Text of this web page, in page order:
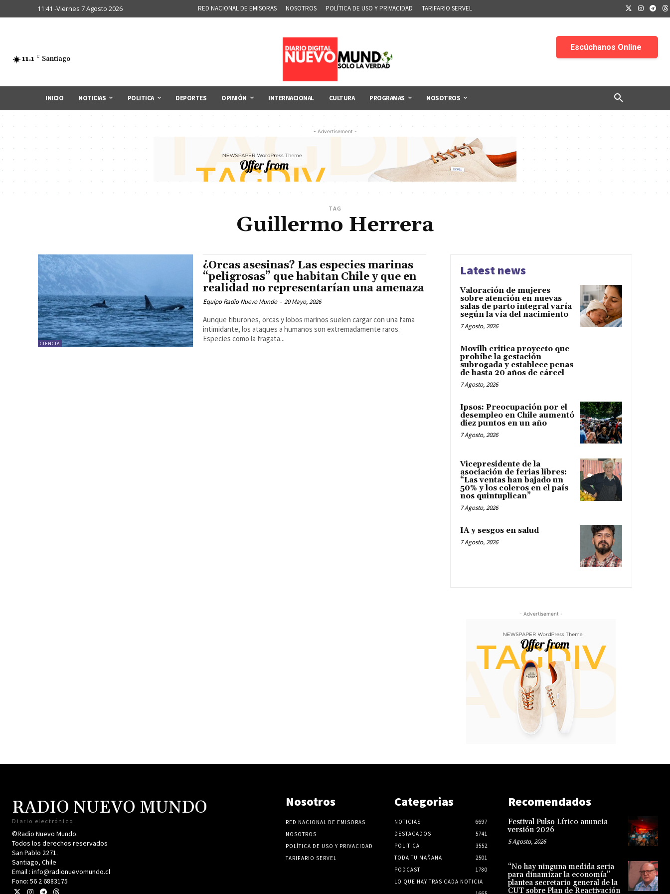
11:41 -Viernes 7 Agosto 2026 RED NACIONAL DE EMISORAS NOSOTROS POLÍTICA DE USO Y PRIVACIDAD TARIFARIO SERVEL
11.1 C Santiago
INICIO NOTICIAS POLITICA DEPORTES OPINIÓN INTERNACIONAL CULTURA PROGRAMAS NOSOTROS
- Advertisement -
TAG
Guillermo Herrera
CIENCIA
¿Orcas asesinas? Las especies marinas
“peligrosas” que habitan Chile y que en
realidad no representarían una amenaza
Equipo Radio Nuevo Mundo - 20 Mayo, 2026
Aunque tiburones, orcas y lobos marinos suelen cargar con una fama
intimidante, los ataques a humanos son extremadamente raros.
Especies como la fragata...
Latest news
Valoración de mujeres
sobre atención en nuevas
salas de parto integral varía
según la vía del nacimiento
7 Agosto, 2026
Movilh critica proyecto que
prohíbe la gestación
subrogada y establece penas
de hasta 20 años de cárcel
7 Agosto, 2026
Ipsos: Preocupación por el
desempleo en Chile aumentó
diez puntos en un año
7 Agosto, 2026
Vicepresidente de la
asociación de ferias libres:
“Las ventas han bajado un
50% y los coleros en el país
nos quintuplican”
7 Agosto, 2026
IA y sesgos en salud
7 Agosto, 2026
- Advertisement -
RADIO NUEVO MUNDO
Diario electrónico
©Radio Nuevo Mundo.
Todos los derechos reservados
San Pablo 2271.
Santiago, Chile
Email : info@radionuevomundo.cl
Fono: 56 2 6883175
Nosotros
RED NACIONAL DE EMISORAS
NOSOTROS
POLÍTICA DE USO Y PRIVACIDAD
TARIFARIO SERVEL
Categorias
NOTICIAS
6697
DESTACADOS
5741
POLITICA
3552
TODA TU MAÑANA
2501
PODCAST
1780
LO QUE HAY TRAS CADA NOTICIA
Recomendados
Festival Pulso Lírico anuncia
versión 2026
5 Agosto, 2026
“No hay ninguna medida seria
para dinamizar la economía”
plantea secretario general de la
CUT sobre Plan de Reactivación